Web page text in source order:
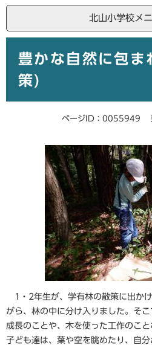
北山小学校メ
豊かな自然に包ま
策)
ページID：0055949
1・2年生が、学有林の散策に出か
がら、林の中に分け入りました。そ
成長のことや、木を使った工作のこ
子ども達は、葉や空を眺めたり、自